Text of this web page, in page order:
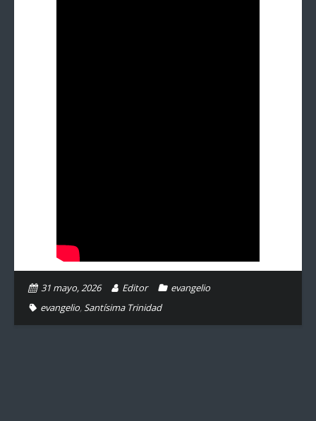
31 mayo, 2026 Editor
evangelio
evangelio,Santísima Trinidad